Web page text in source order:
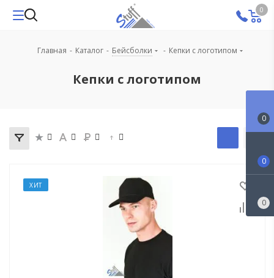
0
Кепки с логотипом
Главная - Каталог - Бейсболки - Кепки с логотипом
ХИТ
0
0
0